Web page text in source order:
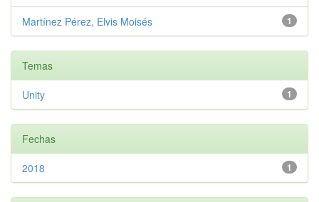
1
Martínez Pérez, Elvis Moisés
Temas
1
Unity
Fechas
1
2018